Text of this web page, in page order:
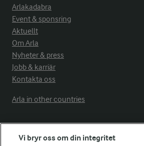
Arlakadabra
Event & sponsring
Aktuellt
Om Arla
Nyheter & press
Jobb & karriär
Kontakta oss
Arla in other countries
Fler Arlasajter
Vi bryr oss om din integritet